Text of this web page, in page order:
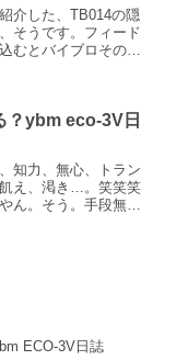
介した、TB014の隠
そうです。フィード
むとバイブロその
笑）奇...
？ybm eco-3V日
知力、無心、トラン
え、渇き…。笑笑笑
ん。そう。手段無か
ECO-3V日誌